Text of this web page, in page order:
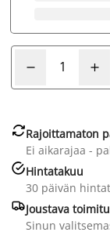
Rajoittamaton
Ei aikarajaa -
Hintatakuu
30 päivän
Joustava
Sinun